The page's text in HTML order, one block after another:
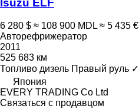
Isuzu ELF
6 280 $ ≈ 108 900 MDL ≈ 5 435 €
Авторефрижератор
2011
525 683 км
Топливо дизель Правый руль ✓
Япония
EVERY TRADING Co Ltd
Связаться с продавцом